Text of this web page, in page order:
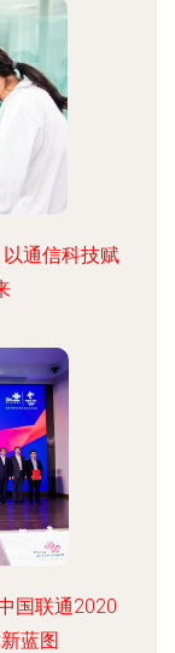
通信科技赋
国联通2020
蓝图